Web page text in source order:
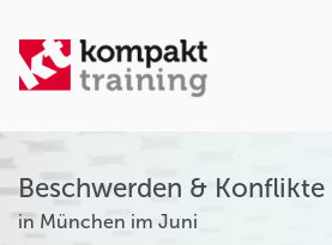
Beschwerden & Konflikte
in München im Juni